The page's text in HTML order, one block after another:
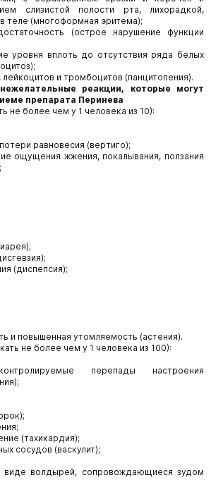
слизистой полости рта, лихорадкой,
теле (многоформная эритема);
(острое нарушение функции
уровня вплоть до отсутствия ряда белых
и тромбоцитов (панцитопения).
реакции, которые могут
препарата Перинева
не более чем у 1 человека из 10):
равновесия (вертиго);
ощущения жжения, покалывания, ползания
(диспепсия);
и повышенная утомляемость (астения).
не более чем у 1 человека из 100):
перепады настроения
(тахикардия);
сосудов (васкулит);
виде волдырей, сопровождающиеся зудом